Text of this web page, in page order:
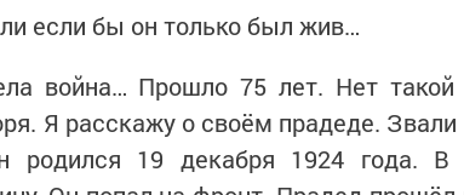
если бы он только был жив…
война… Прошло 75 лет. Нет такой
Я расскажу о своём прадеде.
родился 19 декабря 1924 года. В